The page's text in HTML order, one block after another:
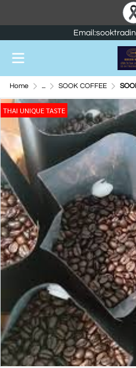
Home ... SOOK COFFEE
THAI UNIQUE TASTE